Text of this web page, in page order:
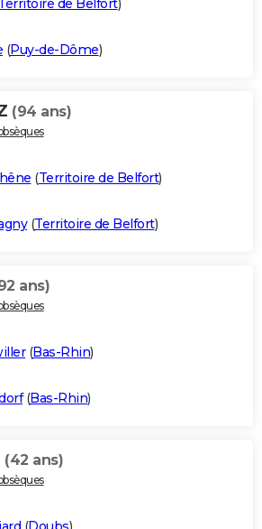
de Belfort)
(Puy-de-Dôme)
(94 ans)
(Territoire de Belfort)
(Territoire de Belfort)
ans)
(Bas-Rhin)
(Bas-Rhin)
(42 ans)